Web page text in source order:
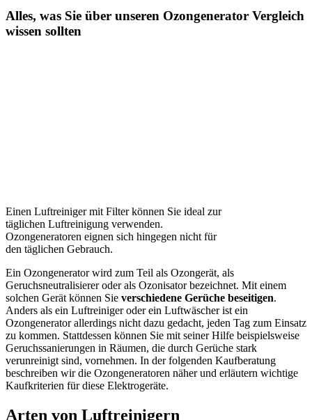
Alles, was Sie über unseren Ozongenerator Vergleich
wissen sollten
Einen Luftreiniger mit Filter können Sie ideal zur
täglichen Luftreinigung verwenden.
Ozongeneratoren eignen sich hingegen nicht für
den täglichen Gebrauch.
Ein Ozongenerator wird zum Teil als Ozongerät, als
Geruchsneutralisierer oder als Ozonisator bezeichnet. Mit einem
solchen Gerät können Sie verschiedene Gerüche beseitigen.
Anders als ein Luftreiniger oder ein Luftwäscher ist ein
Ozongenerator allerdings nicht dazu gedacht, jeden Tag zum Einsatz
zu kommen. Stattdessen können Sie mit seiner Hilfe beispielsweise
Geruchssanierungen in Räumen, die durch Gerüche stark
verunreinigt sind, vornehmen. In der folgenden Kaufberatung
beschreiben wir die Ozongeneratoren näher und erläutern wichtige
Kaufkriterien für diese Elektrogeräte.
Arten von Luftreinigern